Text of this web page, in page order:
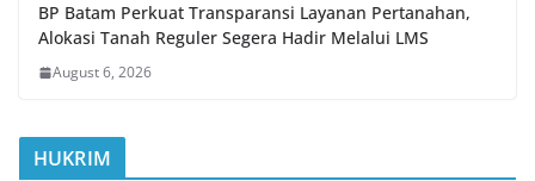
BP Batam Perkuat Transparansi Layanan Pertanahan,
Alokasi Tanah Reguler Segera Hadir Melalui LMS
August 6, 2026
HUKRIM